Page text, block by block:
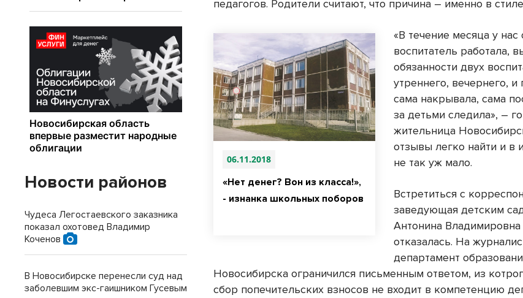
педагогов. Родители считают, что причина – именно в
06.11.2018
«Нет денег? Вон из класса!»,
- изнанка школьных поборов
«В течение месяца у нас
воспитатель работала,
обязанности двух
утреннего, вечернего,
сама накрывала, сама
за детьми следила», –
жительница
отзывы легко найти и в
не так уж мало.
Встретиться с
заведующая детским
Антонина
отказалась. На
департамент
Новосибирска ограничился письменным ответом, из
сбор попечительских взносов не входит в компетенцию
Новости районов
Чудеса Легостаевского заказника
показал охотовед Владимир
Коченов
В Новосибирске перенесли суд над
заболевшим экс-гаишником Гусевым